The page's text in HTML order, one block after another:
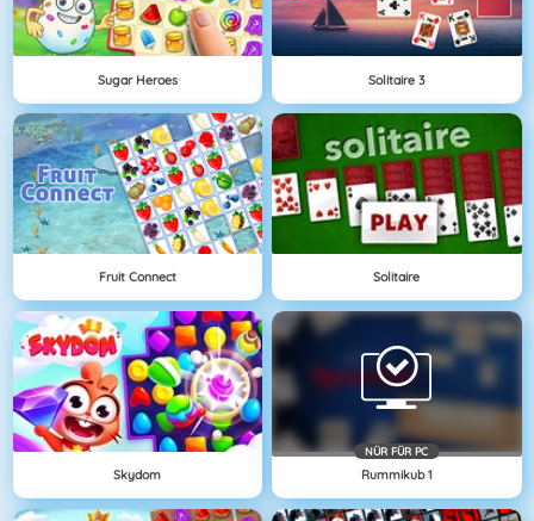
Sugar Heroes Solitaire 3
Fruit Connect Solitaire
Skydom
NÜR FÜR PC
Rummikub 1